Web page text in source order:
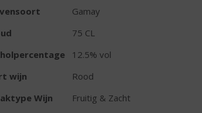
Gamay
75 CL
12.5% vol
wijn
Rood
Wijn
Fruitig & Zacht